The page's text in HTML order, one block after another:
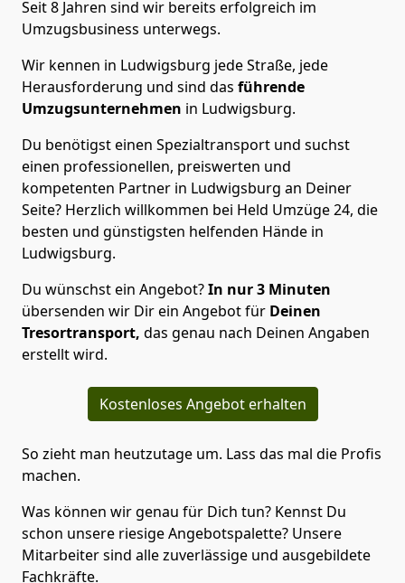
Seit 8 Jahren sind wir bereits erfolgreich im
Umzugsbusiness unterwegs.
Wir kennen in Ludwigsburg jede Straße, jede
Herausforderung und sind das führende
Umzugsunternehmen in Ludwigsburg.
Du benötigst einen Spezialtransport und suchst
einen professionellen, preiswerten und
kompetenten Partner in Ludwigsburg an Deiner
Seite? Herzlich willkommen bei Held Umzüge 24, die
besten und günstigsten helfenden Hände in
Ludwigsburg.
Du wünschst ein Angebot?In nur 3 Minuten
übersenden wir Dir ein Angebot für Deinen
Tresortransport, das genau nach Deinen Angaben
erstellt wird.
Kostenloses Angebot erhalten
So zieht man heutzutage um. Lass das mal die Profis
machen.
Was können wir genau für Dich tun? Kennst Du
schon unsere riesige Angebotspalette? Unsere
Mitarbeiter sind alle zuverlässige und ausgebildete
Fachkräfte.